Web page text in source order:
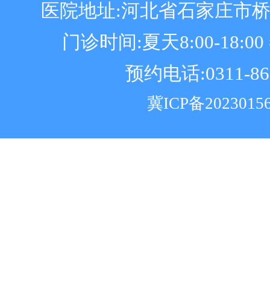
医院地址:河北省石家庄市
门诊时间:夏天8:00-18:00
预约电话:0311-
冀ICP备